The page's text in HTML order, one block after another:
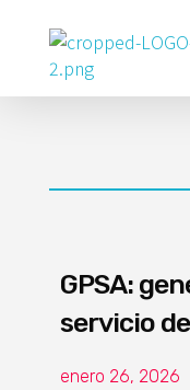
Poder Agropecuario
GPSA:
servicio
enero 26, 2026